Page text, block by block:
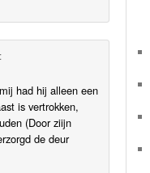
had hij alleen een
is vertrokken,
(Door ziijn
de deur